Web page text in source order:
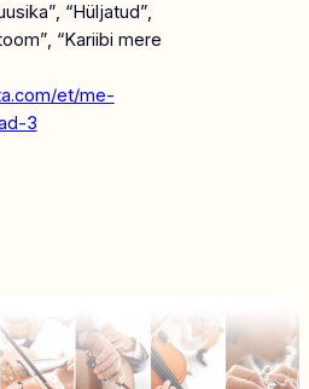
“Hüljatud”,
“Kariibi mere
et/me-
3